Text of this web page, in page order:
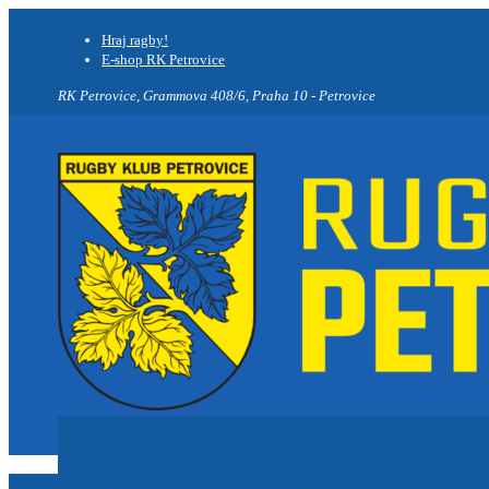
Hraj ragby!
E-shop RK Petrovice
RK Petrovice, Grammova 408/6, Praha 10 - Petrovice